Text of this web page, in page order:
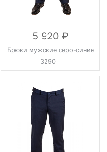
5 920
Брюки мужские серо-синие
3290